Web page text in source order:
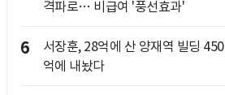
격파로… 비급여 '풍선효과'
6
서장훈, 28억에 산 양재역 빌딩 450
억에 내놨다